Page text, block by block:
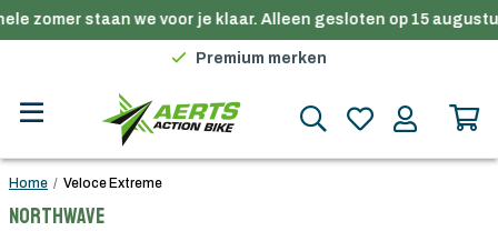
zomer staan we voor je klaar. Alleen gesloten op 15
Gratis verzending in België vanaf €100
Premium merken
Gratis verzending in België vanaf €100
Home / Veloce Extreme
Northwave